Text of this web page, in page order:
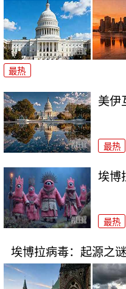
最热
美伊
最热
埃博
最热
埃博拉病毒：起源之